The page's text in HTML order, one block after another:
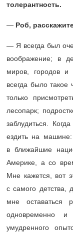
толерантность.
— Роб,
— Я всегда был
воображение; в
миров, городов
всегда было
только
лесопарк;
заблудиться.
ездить на
в ближайшие
Америке, а со
Мне кажется, вот
с самого детства,
мне
одновременно
умудренного